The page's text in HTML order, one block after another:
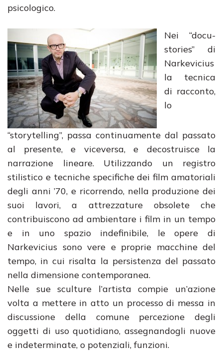
psicologico.
Nei “docu-
stories” di
Narkevicius
la tecnica
di racconto,
lo
“storytelling”, passa continuamente dal passato
al presente, e viceversa, e decostruisce la
narrazione lineare. Utilizzando un registro
stilistico e tecniche specifiche dei film amatoriali
degli anni ’70, e ricorrendo, nella produzione dei
suoi lavori, a attrezzature obsolete che
contribuiscono ad ambientare i film in un tempo
e in uno spazio indefinibile, le opere di
Narkevicius sono vere e proprie macchine del
tempo, in cui risalta la persistenza del passato
nella dimensione contemporanea.
Nelle sue sculture l’artista compie un’azione
volta a mettere in atto un processo di messa in
discussione della comune percezione degli
oggetti di uso quotidiano, assegnandogli nuove
e indeterminate, o potenziali, funzioni.